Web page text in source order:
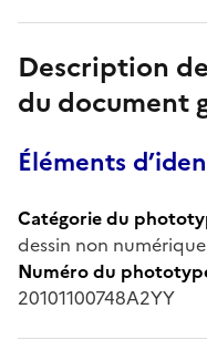
Description
du document
Éléments
Catégorie du
dessin non numérique
Numéro du
20101100748A2YY